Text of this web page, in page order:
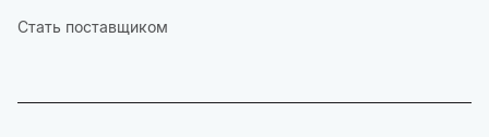
Стать поставщиком